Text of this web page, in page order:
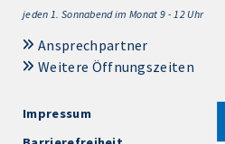
jeden 1. Sonnabend im Monat 9 - 12 Uhr
Ansprechpartner
Weitere Öffnungszeiten
Impressum